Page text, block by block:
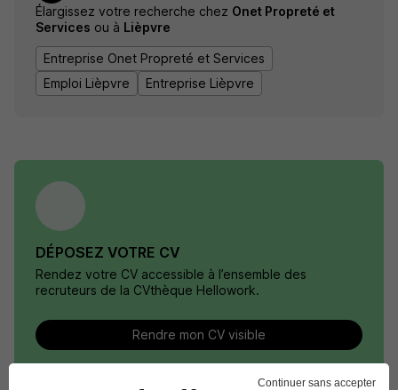
Élargissez votre recherche chez Onet Propreté et
Services ou à Lièpvre
Entreprise Onet Propreté et Services
Emploi Lièpvre
Entreprise Lièpvre
DÉPOSEZ VOTRE CV
Rendez votre CV accessible à l’ensemble des
recruteurs de la CVthèque Hellowork.
Rendre mon CV visible
Continuer sans accepter